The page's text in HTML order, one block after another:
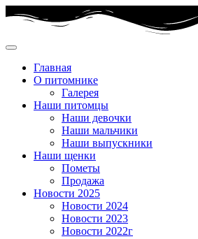
Главная
О питомнике
Галерея
Наши питомцы
Наши девочки
Наши мальчики
Наши выпускники
Наши щенки
Пометы
Продажа
Новости 2025
Новости 2024
Новости 2023
Новости 2022г